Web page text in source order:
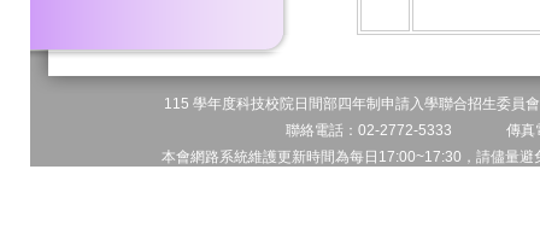
115 學年度科技校院日間部四年制申請入學聯合招生委
聯絡電話：02-2772-5333 傳
本會網路系統維護更新時間為每日17:00~17:30，請儘量